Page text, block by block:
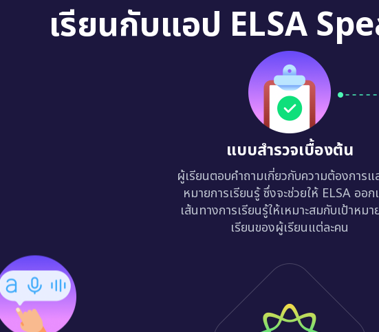
เรียนกับแอป ELSA
แบบสำรวจเบื้องต้น
ผู้เรียนตอบคำถามเกี่ยวกับความต้องการแ
หมายการเรียนรู้ ซึ่งจะช่วยให้ ELSA ออ
เส้นทางการเรียนรู้ให้เหมาะสมกับเป้าหมา
เรียนของผู้เรียนแต่ละคน